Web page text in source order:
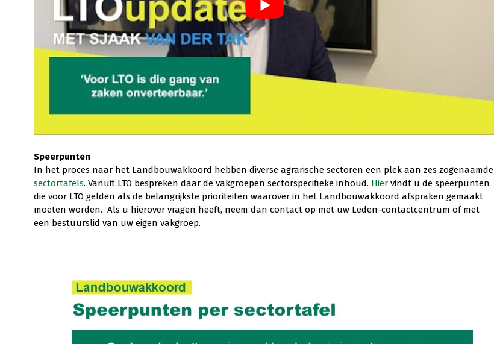
Speerpunten
In het proces naar het Landbouwakkoord hebben diverse agrarische sectoren een plek aan zes zogenaamde
sectortafels. Vanuit LTO bespreken daar de vakgroepen sectorspecifieke inhoud. Hiervindt u de speerpunten
die voor LTO gelden als de belangrijkste prioriteiten waarover in het Landbouwakkoord afspraken gemaakt
moeten worden. Als u hierover vragen heeft, neem dan contact op met uw Leden-contactcentrum of met
een bestuurslid van uw eigen vakgroep.